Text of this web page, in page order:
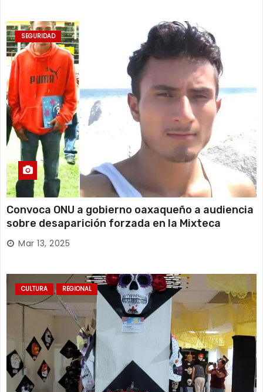
SEGURIDAD
Convoca ONU a gobierno oaxaqueño a audiencia
sobre desaparición forzada en la Mixteca
Mar 13, 2025
CULTURA REGIONAL